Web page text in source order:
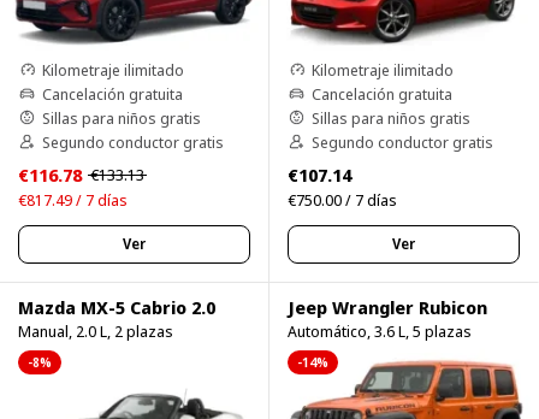
Kilometraje ilimitado
Cancelación gratuita
Sillas para niños gratis
Segundo conductor gratis
€116.78 €133.13
€817.49 / 7 días
Ver
Kilometraje ilimitado
Cancelación gratuita
Sillas para niños gratis
Segundo conductor gratis
€107.14
€750.00 / 7 días
Ver
Mazda MX-5 Cabrio 2.0
Manual, 2.0 L, 2 plazas
-8%
Jeep Wrangler Rubicon
Automático, 3.6 L, 5 plazas
-14%